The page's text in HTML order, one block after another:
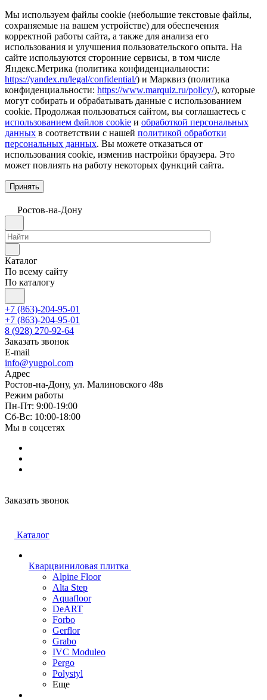
Мы используем файлы cookie (небольшие текстовые файлы,
сохраняемые на вашем устройстве) для обеспечения
корректной работы сайта, а также для анализа его
использования и улучшения пользовательского опыта. На
сайте используются сторонние сервисы, в том числе
Яндекс.Метрика (политика конфиденциальности:
https://yandex.ru/legal/confidential/) и Марквиз (политика
конфиденциальности: https://www.marquiz.ru/policy/), которые
могут собирать и обрабатывать данные с использованием
cookie. Продолжая пользоваться сайтом, вы соглашаетесь с
использованием файлов cookie и обработкой персональных
данных в соответствии с нашей политикой обработки
персональных данных. Вы можете отказаться от
использования cookie, изменив настройки браузера. Это
может повлиять на работу некоторых функций сайта.
Принять
Ростов-на-Дону
Каталог
По всему сайту
По каталогу
+7 (863)-204-95-01
+7 (863)-204-95-01
8 (928) 270-92-64
Заказать звонок
E-mail
info@yugpol.com
Адрес
Ростов-на-Дону, ул. Малиновского 48в
Режим работы
Пн-Пт: 9:00-19:00
Cб-Вс: 10:00-18:00
Мы в соцсетях
Заказать звонок
Каталог
Кварцвиниловая плитка
Alpine Floor
Alta Step
Aquafloor
DeART
Forbo
Gerflor
Grabo
IVC Moduleo
Pergo
Polystyl
Еще